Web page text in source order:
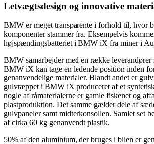
Letvægtsdesign og innovative
BMW er meget transparente i forhold til, hvor
komponenter stammer fra. Eksempelvis
højspændingsbatteriet i BMW iX fra miner i
BMW samarbejder med en række leverandører
BMW iX kan tage en ledende position inden
genanvendelige materialer. Blandt andet er
gulvtæppet i BMW iX produceret af et
nogle af råmaterialerne er gamle fiskenet og
plastproduktion. Det samme gælder dele af
gulvpaneler samt midterkonsollen. Samlet set
af cirka 60 kg genanvendt plastik.
50% af den aluminium, der bruges i bilen er